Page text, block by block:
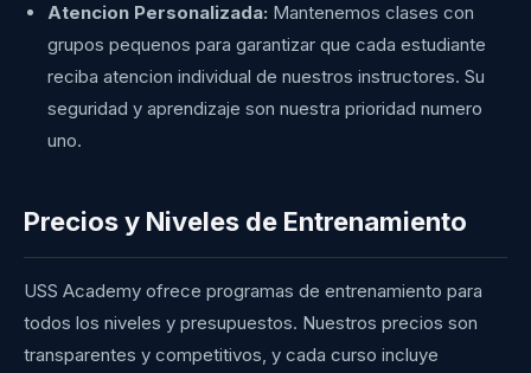
Atencion Personalizada: Mantenemos clases con
grupos pequenos para garantizar que cada estudiante
reciba atencion individual de nuestros instructores. Su
seguridad y aprendizaje son nuestra prioridad numero
uno.
Precios y Niveles de Entrenamiento
USS Academy ofrece programas de entrenamiento para
todos los niveles y presupuestos. Nuestros precios son
transparentes y competitivos, y cada curso incluye